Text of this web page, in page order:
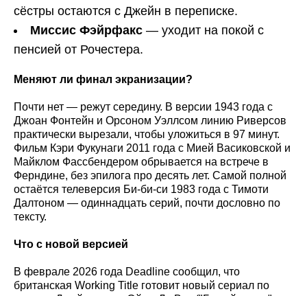
сёстры остаются с Джейн в переписке.
Миссис Фэйрфакс — уходит на покой с
пенсией от Рочестера.
Меняют ли финал экранизации?
Почти нет — режут середину. В версии 1943 года с
Джоан Фонтейн и Орсоном Уэллсом линию Риверсов
практически вырезали, чтобы уложиться в 97 минут.
Фильм Кэри Фукунаги 2011 года с Мией Васиковской и
Майклом Фассбендером обрывается на встрече в
Ферндине, без эпилога про десять лет. Самой полной
остаётся телеверсия Би-би-си 1983 года с Тимоти
Далтоном — одиннадцать серий, почти дословно по
тексту.
Что с новой версией
В феврале 2026 года Deadline сообщил, что
британская Working Title готовит новый сериал по